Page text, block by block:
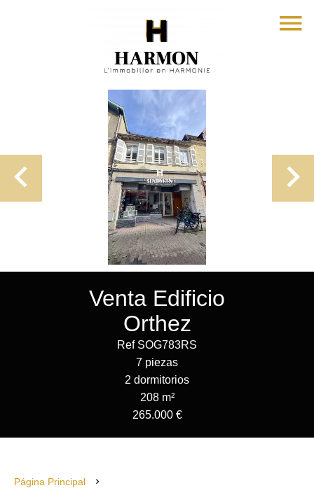
Venta Edificio
Orthez
Ref SOG783RS
7 piezas
2 dormitorios
208 m²
265.000 €
Página Principal